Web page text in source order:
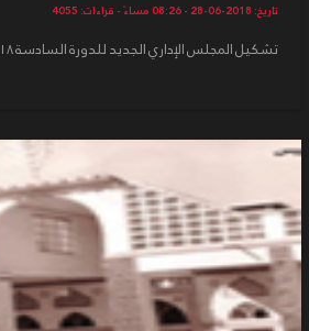
تاريخ: 2018-06-28 - 08:26 مساءً - قراءات: 4055
تشكيل المجلس الإداري الجديد للدورة السادسة ٢٠١٨-٢٠٢٢ ...